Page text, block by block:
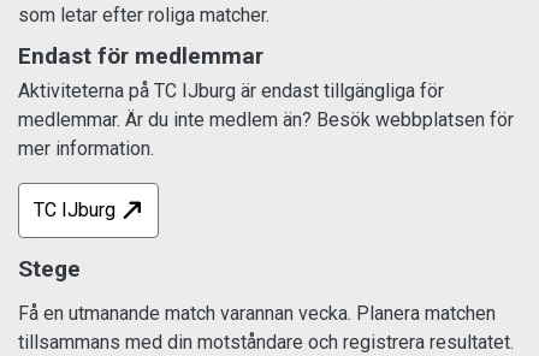
som letar efter roliga matcher.
Endast för medlemmar
Aktiviteterna på TC IJburg är endast tillgängliga för
medlemmar. Är du inte medlem än? Besök webbplatsen för
mer information.
TC IJburg
Stege
Få en utmanande match varannan vecka. Planera matchen
tillsammans med din motståndare och registrera resultatet.